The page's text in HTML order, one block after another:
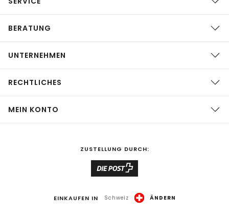
BERATUNG
UNTERNEHMEN
RECHTLICHES
MEIN KONTO
ZUSTELLUNG DURCH:
EINKAUFEN IN Schweiz ÄNDERN